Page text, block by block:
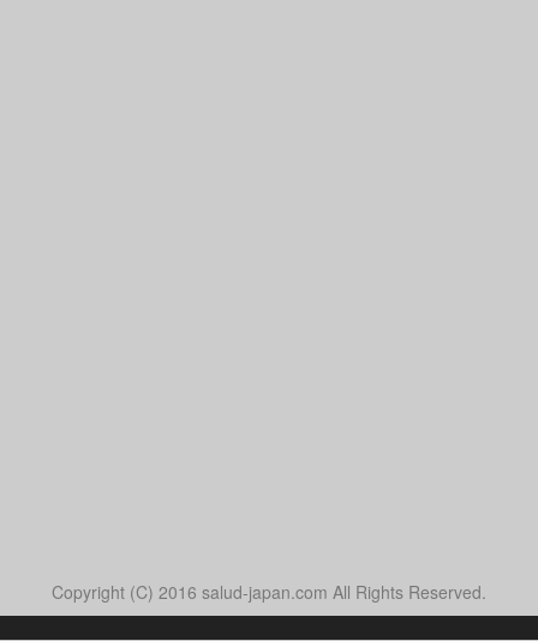
Copyright (C) 2016 salud-japan.com All Rights Reserved.